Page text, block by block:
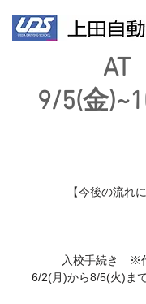
AT
9/5(金
【今後の流れ
入校手続き ※
6/2(月)から8/5(火)ま